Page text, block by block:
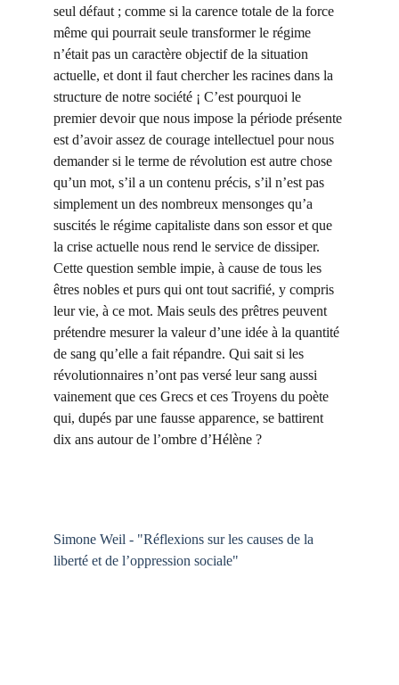
seul défaut ; comme si la carence totale de la force
même qui pourrait seule transformer le régime
n’était pas un caractère objectif de la situation
actuelle, et dont il faut chercher les racines dans la
structure de notre société ¡ C’est pourquoi le
premier devoir que nous impose la période présente
est d’avoir assez de courage intellectuel pour nous
demander si le terme de révolution est autre chose
qu’un mot, s’il a un contenu précis, s’il n’est pas
simplement un des nombreux mensonges qu’a
suscités le régime capitaliste dans son essor et que
la crise actuelle nous rend le service de dissiper.
Cette question semble impie, à cause de tous les
êtres nobles et purs qui ont tout sacrifié, y compris
leur vie, à ce mot. Mais seuls des prêtres peuvent
prétendre mesurer la valeur d’une idée à la quantité
de sang qu’elle a fait répandre. Qui sait si les
révolutionnaires n’ont pas versé leur sang aussi
vainement que ces Grecs et ces Troyens du poète
qui, dupés par une fausse apparence, se battirent
dix ans autour de l’ombre d’Hélène ?
Simone Weil - "Réflexions sur les causes de la
liberté et de l’oppression sociale"